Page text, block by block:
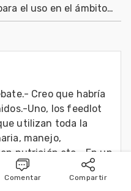
Buscar
Comentar Compartir
el uso en el ámbito
Agricultura y
Creo que habría
Uno, los feedlot
utilizan toda la
manejo,
nutrición etc.- En un
"caseros" que se
etc cada productor